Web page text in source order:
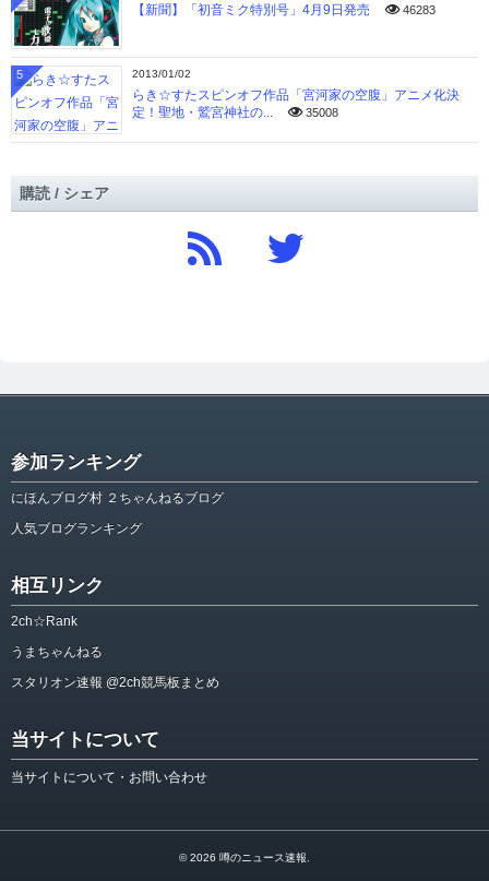
【新聞】「初音ミク特別号」4月9日発売 46283
2013/01/02
らき☆すたスピンオフ作品「宮河家の空腹」アニメ化決
定！聖地・鷲宮神社の...
35008
5
購読 / シェア
参加ランキング
にほんブログ村 ２ちゃんねるブログ
人気ブログランキング
相互リンク
2ch☆Rank
うまちゃんねる
スタリオン速報 @2ch競馬板まとめ
当サイトについて
当サイトについて・お問い合わせ
© 2026 噂のニュース速報